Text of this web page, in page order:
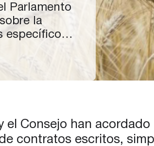
Parlamento
la
específicos
del mercado
posición de
el Consejo han
contratos escritos,